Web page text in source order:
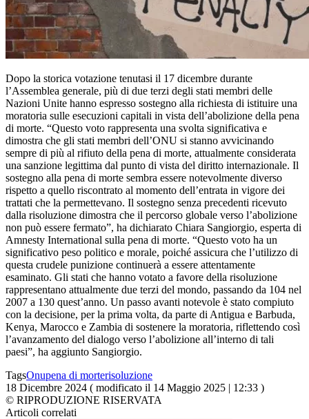
Dopo la storica votazione tenutasi il 17 dicembre durante
l’Assemblea generale, più di due terzi degli stati membri delle
Nazioni Unite hanno espresso sostegno alla richiesta di istituire una
moratoria sulle esecuzioni capitali in vista dell’abolizione della pena
di morte. “Questo voto rappresenta una svolta significativa e
dimostra che gli stati membri dell’ONU si stanno avvicinando
sempre di più al rifiuto della pena di morte, attualmente considerata
una sanzione legittima dal punto di vista del diritto internazionale. Il
sostegno alla pena di morte sembra essere notevolmente diverso
rispetto a quello riscontrato al momento dell’entrata in vigore dei
trattati che la permettevano. Il sostegno senza precedenti ricevuto
dalla risoluzione dimostra che il percorso globale verso l’abolizione
non può essere fermato”, ha dichiarato Chiara Sangiorgio, esperta di
Amnesty International sulla pena di morte. “Questo voto ha un
significativo peso politico e morale, poiché assicura che l’utilizzo di
questa crudele punizione continuerà a essere attentamente
esaminato. Gli stati che hanno votato a favore della risoluzione
rappresentano attualmente due terzi del mondo, passando da 104 nel
2007 a 130 quest’anno. Un passo avanti notevole è stato compiuto
con la decisione, per la prima volta, da parte di Antigua e Barbuda,
Kenya, Marocco e Zambia di sostenere la moratoria, riflettendo così
l’avanzamento del dialogo verso l’abolizione all’interno di tali
paesi”, ha aggiunto Sangiorgio.
TagsOnupena di morterisoluzione
18 Dicembre 2024 ( modificato il 14 Maggio 2025 | 12:33 )
© RIPRODUZIONE RISERVATA
Articoli correlati